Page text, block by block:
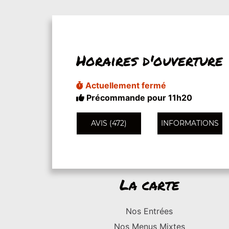
Horaires d'ouverture
Actuellement fermé
Précommande pour 11h20
AVIS (472) INFORMATIONS
La carte
Nos Entrées
Nos Menus Mixtes